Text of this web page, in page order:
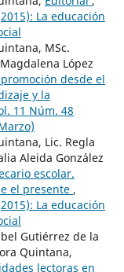
La educación
MSc.
López
desde el
y la
11 Núm. 48
Lic. Regla
Aleida González
escolar.
el presente ,
La educación
Gutiérrez de la
Quintana,
lectoras en